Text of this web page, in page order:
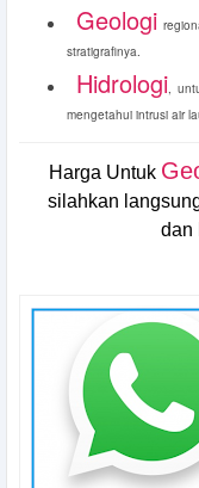
Geologi
stratigrafinya.
Hidrologi,
mengetahui intrusi air
Harga Untuk
silahkan
dan